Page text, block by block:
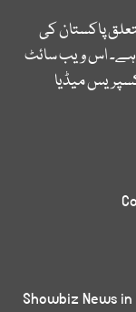
پاکستان کی
ہے۔ اس ویب سائٹ
میڈیا
Showbiz News in